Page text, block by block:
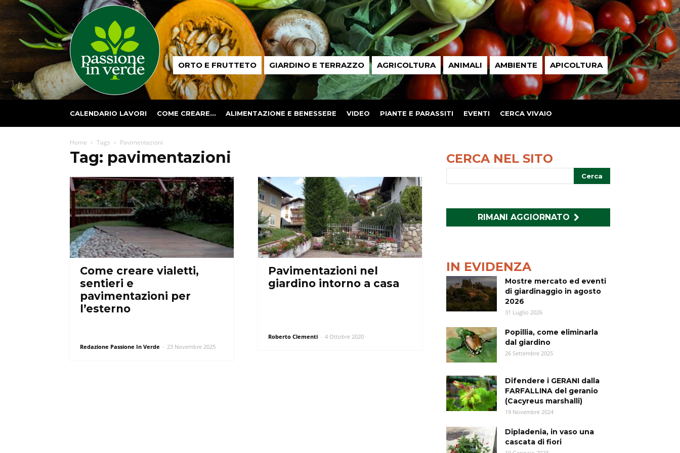
Passione
in ORTO E FRUTTETO GIARDINO E TERRAZZO AGRICOLTURA ANIMALI AMBIENTE APICOLTURA
CALENDARIO LAVORI COME CREARE… ALIMENTAZIONE E BENESSERE VIDEO PIANTE E PARASSITI EVENTI CERCA VIVAIO
Home Tags Pavimentazioni
Tag: pavimentazioni
Come creare vialetti,
sentieri e
pavimentazioni per
l’esterno
Redazione Passione In Verde - 23 Novembre 2025
Pavimentazioni nel
giardino intorno a casa
Roberto Clementi - 4 Ottobre 2020
CERCA NEL SITO
RIMANI AGGIORNATO
IN EVIDENZA
Mostre mercato ed eventi
di giardinaggio in agosto
2026
31 Luglio 2026
Popillia, come eliminarla
dal giardino
26 Settembre 2025
Difendere i GERANI dalla
FARFALLINA del geranio
(Cacyreus marshalli)
19 Novembre 2024
Dipladenia, in vaso una
cascata di fiori